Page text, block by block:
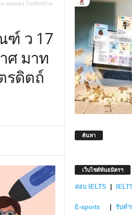
ทองแดง โรงเรียนบ้าน
ฑ์ ว 17
ศ มาท
รดิตถ์
ค้นหา
เว็บไซต์พันธมิตรฯ
สอบ IELTS
E-sports รับท